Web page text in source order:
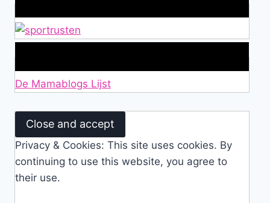
De Mamablogs Lijst
Privacy & Cookies: This site uses cookies. By
continuing to use this website, you agree to
their use.